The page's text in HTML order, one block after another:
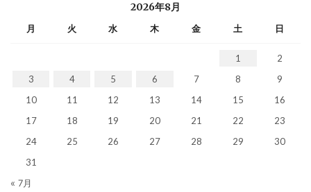
2026年8月
月 火 水 木 金 土 日
1
2
3
4 5 6 7 8
9
10
11 12 13 14 15
16
17
18 19 20 21 22
23
24
25 26 27 28 29
30
31
« 7月